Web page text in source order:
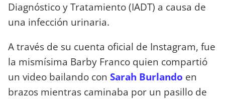
Diagnóstico y Tratamiento (IADT) a causa de
una infección urinaria.
A través de su cuenta oficial de Instagram, fue
la mismísima Barby Franco quien compartió
un video bailando con Sarah Burlando en
brazos mientras caminaba por un pasillo de